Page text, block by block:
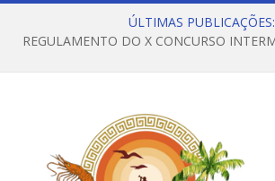
ÚLTIMAS PUBLICAÇÕES: